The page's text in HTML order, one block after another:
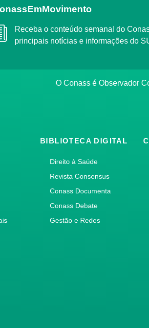
#ConassEmMovimento
Receba o conteúdo semanal do Conass com as
principais notícias e informações do
O Conass é
BIBLIOTECA DIGITAL
Direito à Saúde
Revista Consensus
Conass Documenta
Conass Debate
Gestão e Redes